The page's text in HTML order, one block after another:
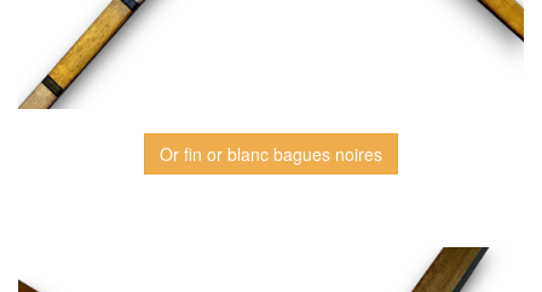
Or fin or blanc bagues noires